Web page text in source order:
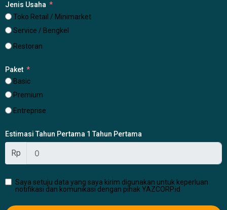
Jenis Usaha
Toko Retail / Minimarket
Service / Bengkel
Restoran
Paket
Basic
Premium
Entreprise
Estimasi Tahun Pertama 1 Tahun Pertama
Rp
Saya setuju data yang saya kirim digunakan untuk keperluan
notifikasi dan komunikasi dengan pihak YAZCORP.id